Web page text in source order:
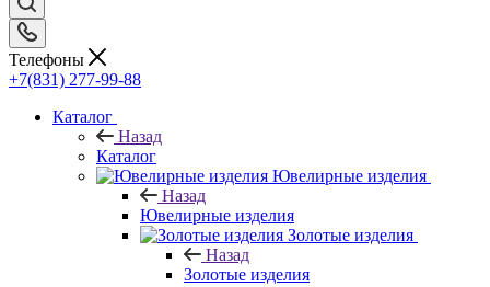
Телефоны
+7(831) 277-99-88
Каталог
Назад
Каталог
Ювелирные изделия
Назад
Ювелирные изделия
Золотые изделия
Назад
Золотые изделия